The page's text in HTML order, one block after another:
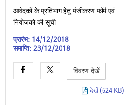
आवेदकों के प्रतिभाग हेतु पंजीकरण फॉर्म एवं
नियोजको की सूची
प्रारंभ: 14/12/2018
समाप्ति: 23/12/2018
विवरण देखें
देखें (624 KB)